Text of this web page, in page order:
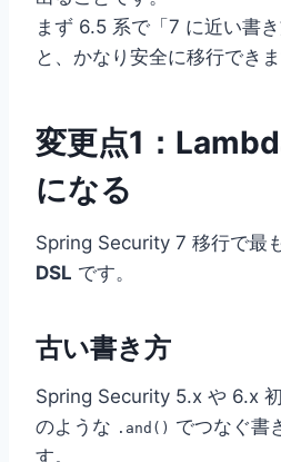
まず 6.5 系で「7 に近い書
と、かなり安全に移行できま
変更点1：
になる
Spring Security 7 移行で最
DSL です。
古い書き方
Spring Security 5.x や 6.x
のような .and() でつなぐ書
す。